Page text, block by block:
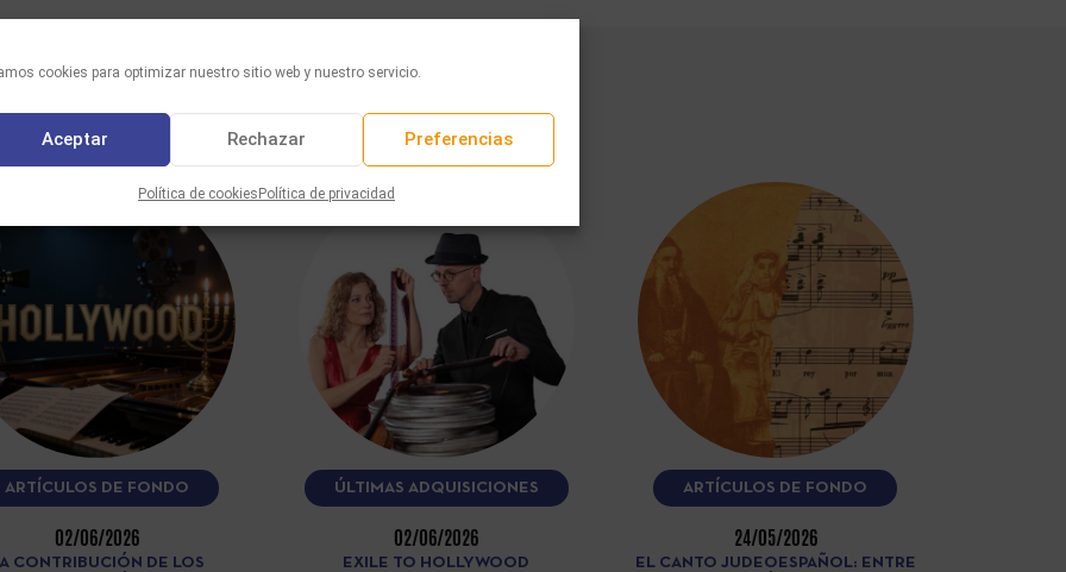
cookies para optimizar nuestro sitio web y nuestro servicio.
Aceptar Rechazar Preferencias
Política de cookiesPolítica de privacidad
TAMBIÉN LE GUSTARÁ
ARTÍCULOS DE FONDO
02/06/2026
CONTRIBUCIÓN DE LOS
ÚLTIMAS ADQUISICIONES
02/06/2026
EXILE TO HOLLYWOOD
ARTÍCULOS DE FONDO
24/05/2026
EL CANTO JUDEOESPAÑOL: ENTRE